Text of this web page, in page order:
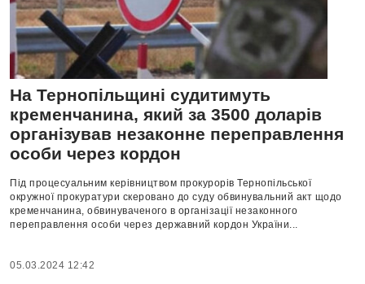
На Тернопільщині судитимуть
кременчанина, який за 3500 доларів
організував незаконне переправлення
особи через кордон
Під процесуальним керівництвом прокурорів Тернопільської
окружної прокуратури скеровано до суду обвинувальний акт щодо
кременчанина, обвинуваченого в організації незаконного
переправлення особи через державний кордон України...
05.03.2024 12:42